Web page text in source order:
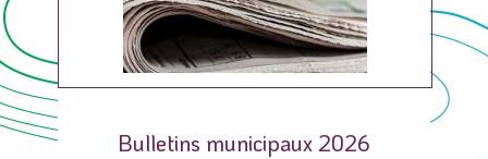
Bulletins municipaux 2026